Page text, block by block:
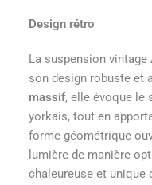
Design rétro
La suspension
son design robuste et
massif, elle évoque le
yorkais, tout en
forme géométrique
lumière de manière
chaleureuse et unique